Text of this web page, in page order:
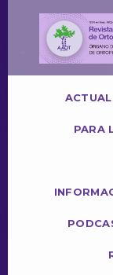
ACTUAL
PARA